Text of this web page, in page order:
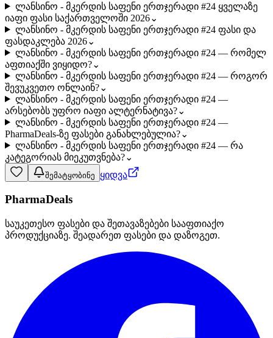
ლანსინო - მკერდის საფენი ერთჯერადი #24 ყველაზე
იაფი ფასი საქართველოში 2026⌄
ლანსინო - მკერდის საფენი ერთჯერადი #24 ფასი და
ფასდაკლება 2026⌄
ლანსინო - მკერდის საფენი ერთჯერადი #24 — რომელ
აფთიაქში ვიყიდო?⌄
ლანსინო - მკერდის საფენი ერთჯერადი #24 — როგორ
შევუკვეთო ონლაინ?⌄
ლანსინო - მკერდის საფენი ერთჯერადი #24 —
არსებობს უფრო იაფი ალტერნატივა?⌄
ლანსინო - მკერდის საფენი ერთჯერადი #24 —
PharmaDeals-ზე ფასები განახლებულია?⌄
ლანსინო - მკერდის საფენი ერთჯერადი #24 — რა
კატეგორიას მიეკუთვნება?⌄
შემატყობინე ყიდვა
PharmaDeals
საუკეთესო ფასები და შეთავაზებები სააფთიაქო
პროდუქციაზე. შეადარეთ ფასები და დაზოგეთ.